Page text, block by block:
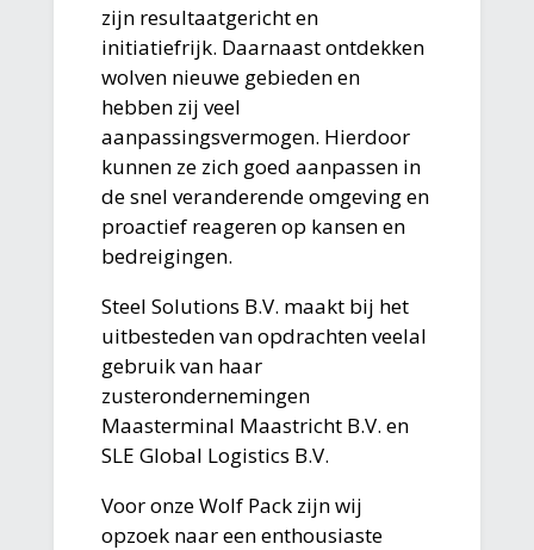
zijn resultaatgericht en
initiatiefrijk. Daarnaast ontdekken
wolven nieuwe gebieden en
hebben zij veel
aanpassingsvermogen. Hierdoor
kunnen ze zich goed aanpassen in
de snel veranderende omgeving en
proactief reageren op kansen en
bedreigingen.
Steel Solutions B.V. maakt bij het
uitbesteden van opdrachten veelal
gebruik van haar
zusterondernemingen
Maasterminal Maastricht B.V. en
SLE Global Logistics B.V.
Voor onze Wolf Pack zijn wij
opzoek naar een enthousiaste